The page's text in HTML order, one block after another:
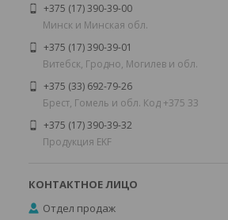
+375 (17) 390-39-00
Минск и Минская обл.
+375 (17) 390-39-01
Витебск, Гродно, Могилев и обл.
+375 (33) 692-79-26
Брест, Гомель и обл. Код +375 33
+375 (17) 390-39-32
Продукция EKF
Отдел продаж